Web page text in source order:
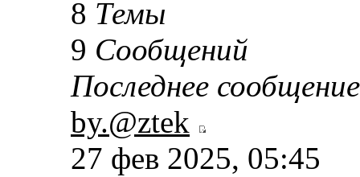
8 Темы
9 Сообщений
Последнее сообщение
by.@ztek
27 фев 2025, 05:45